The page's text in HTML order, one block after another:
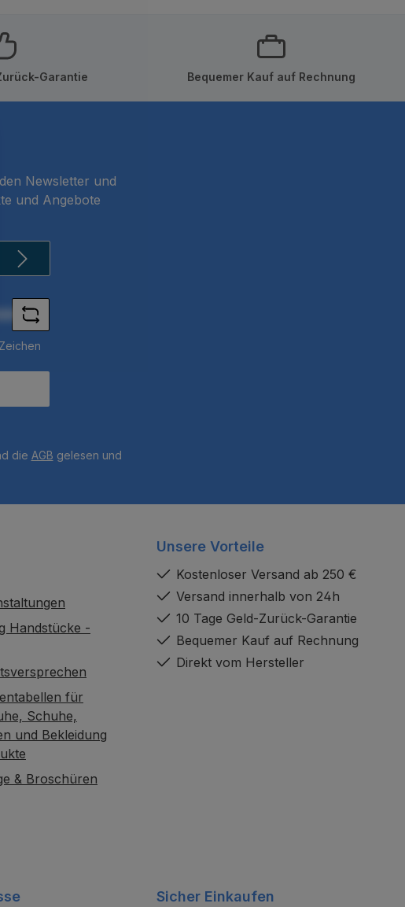
Garantie Bequemer Kauf auf Rechnung
Newsletter und
und Angebote
die AGB gelesen und
Handstücke -
für
Schuhe,
und Bekleidung
& Broschüren
Unsere Vorteile
Kostenloser Versand ab 250 €
Versand innerhalb von 24h
10 Tage Geld-Zurück-Garantie
Bequemer Kauf auf Rechnung
Direkt vom Hersteller
Sicher Einkaufen